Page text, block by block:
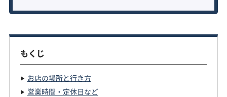
もくじ
お店の場所と行き方
営業時間・定休日など